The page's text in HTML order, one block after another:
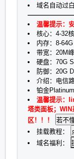
域名自动过
温馨提示：
核心：4-32核
内存：8-64G
带宽：20M
硬盘：70G
防御：20G
介绍：电信
铂金
温馨提示：
塔类面板；
区！！！
挂载教程：
域名福利：